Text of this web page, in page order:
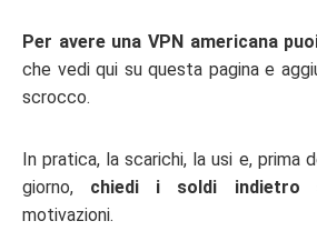
Per avere una VPN americana
che vedi qui su questa pagina e
scrocco.
In pratica, la scarichi, la usi e, prima
giorno, chiedi i soldi indietro
motivazioni.